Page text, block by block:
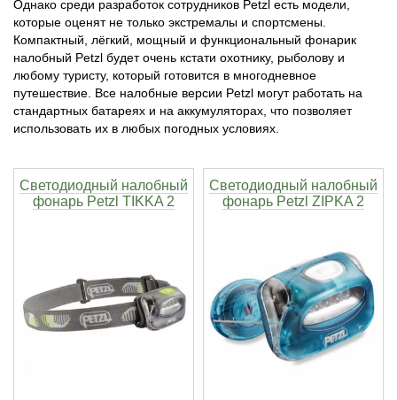
Однако среди разработок сотрудников Petzl есть модели,
которые оценят не только экстремалы и спортсмены.
Компактный, лёгкий, мощный и функциональный фонарик
налобный Petzl будет очень кстати охотнику, рыболову и
любому туристу, который готовится в многодневное
путешествие. Все налобные версии Petzl могут работать на
стандартных батареях и на аккумуляторах, что позволяет
использовать их в любых погодных условиях.
Светодиодный налобный
фонарь Petzl TIKKA 2
Светодиодный налобный
фонарь Petzl ZIPKA 2
Тетивы и тросы для арбалетов
Натяжители для арбалетов
Подставки для лука
Ремни и петли
Тетива для лука, нити
Рукоятки для лука
Плечи для лука
Краги для стрельбы
Напальчники для классических луков
Инсерты для арбалетных стрел
Инсерты для лучных стрел
Стрелы для арбалета
Стрелы для лука
Выниматели для стрел
Тычковые ножи
Непальские кукри
Ножи тактические
Ножи танто
Топоры
Ножи известных брендов
Механические точилки для ножей
Паста для полировки ножей